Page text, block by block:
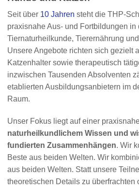
Seit über 10 Jahren steht die THP-
praxisnahe Aus- und Fortbildungen in
Tiernaturheilkunde, Tierernährung
Unsere Angebote richten sich gezielt
Katzenhalter sowie therapeutisch
inzwischen Tausenden Absolventen
etablierten Ausbildungsanbietern im
Raum.
Unser Fokus liegt auf einer
naturheilkundlichem Wissen und
fundierten Zusammenhängen. Wir
Beste aus beiden Welten. Wir
aus beiden Welten. Statt unsere
theoretischen Details zu überfrachten